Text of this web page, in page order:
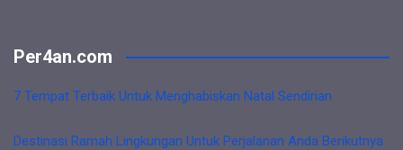
Per4an.com
7 Tempat Terbaik Untuk Menghabiskan Natal Sendirian
Destinasi Ramah Lingkungan Untuk Perjalanan Anda Berikutnya